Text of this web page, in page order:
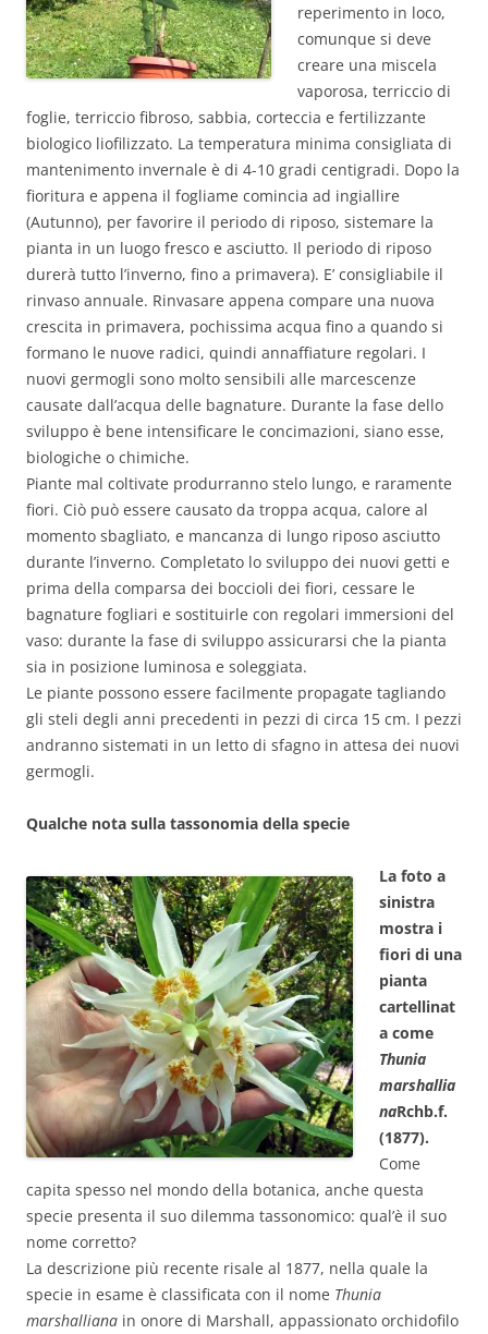
reperimento in loco,
comunque si deve
creare una miscela
vaporosa, terriccio di
foglie, terriccio fibroso, sabbia, corteccia e fertilizzante
biologico liofilizzato. La temperatura minima consigliata di
mantenimento invernale è di 4-10 gradi centigradi. Dopo la
fioritura e appena il fogliame comincia ad ingiallire
(Autunno), per favorire il periodo di riposo, sistemare la
pianta in un luogo fresco e asciutto. Il periodo di riposo
durerà tutto l’inverno, fino a primavera). E’ consigliabile il
rinvaso annuale. Rinvasare appena compare una nuova
crescita in primavera, pochissima acqua fino a quando si
formano le nuove radici, quindi annaffiature regolari. I
nuovi germogli sono molto sensibili alle marcescenze
causate dall’acqua delle bagnature. Durante la fase dello
sviluppo è bene intensificare le concimazioni, siano esse,
biologiche o chimiche.
Piante mal coltivate produrranno stelo lungo, e raramente
fiori. Ciò può essere causato da troppa acqua, calore al
momento sbagliato, e mancanza di lungo riposo asciutto
durante l’inverno. Completato lo sviluppo dei nuovi getti e
prima della comparsa dei boccioli dei fiori, cessare le
bagnature fogliari e sostituirle con regolari immersioni del
vaso: durante la fase di sviluppo assicurarsi che la pianta
sia in posizione luminosa e soleggiata.
Le piante possono essere facilmente propagate tagliando
gli steli degli anni precedenti in pezzi di circa 15 cm. I pezzi
andranno sistemati in un letto di sfagno in attesa dei nuovi
germogli.
Qualche nota sulla tassonomia della specie
La foto a
sinistra
mostra i
fiori di una
pianta
cartellinat
a come
Thunia
marshallia
naRchb.f.
(1877).
Come
capita spesso nel mondo della botanica, anche questa
specie presenta il suo dilemma tassonomico: qual’è il suo
nome corretto?
La descrizione più recente risale al 1877, nella quale la
specie in esame è classificata con il nome Thunia
marshalliana in onore di Marshall, appassionato orchidofilo